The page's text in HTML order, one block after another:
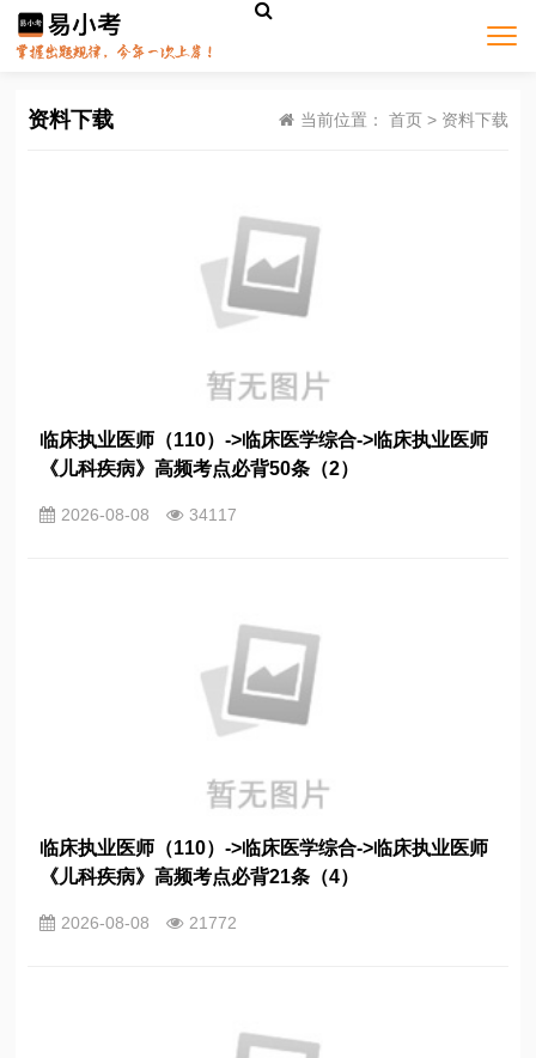
资料下载 当前位置： 首页> 资料下载
临床执业医师（110）->临床医学综合->临床执业医师
《儿科疾病》高频考点必背50条（2）
2026-08-08 34117
临床执业医师（110）->临床医学综合->临床执业医师
《儿科疾病》高频考点必背21条（4）
2026-08-08 21772